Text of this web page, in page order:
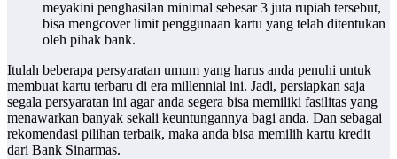
meyakini penghasilan minimal sebesar 3 juta rupiah tersebut,
bisa mengcover limit penggunaan kartu yang telah ditentukan
oleh pihak bank.
Itulah beberapa persyaratan umum yang harus anda penuhi untuk
membuat kartu terbaru di era millennial ini. Jadi, persiapkan saja
segala persyaratan ini agar anda segera bisa memiliki fasilitas yang
menawarkan banyak sekali keuntungannya bagi anda. Dan sebagai
rekomendasi pilihan terbaik, maka anda bisa memilih kartu kredit
dari Bank Sinarmas.